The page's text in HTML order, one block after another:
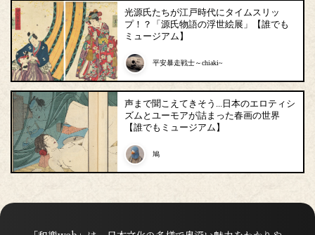
光源氏たちが江戸時代にタイムスリッ
プ！？「源氏物語の浮世絵展」【誰でも
ミュージアム】
平安暴走戦士～chiaki~
声まで聞こえてきそう...日本のエロティシ
ズムとユーモアが詰まった春画の世界
【誰でもミュージアム】
鳩